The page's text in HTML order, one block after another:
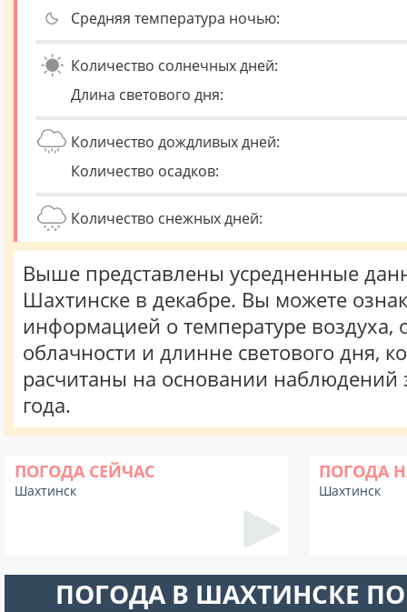
Средняя температура ночью:
Количество солнечных дней:
Длина светового дня:
Количество дождливых дней:
Количество осадков:
Количество снежных дней:
Выше представлены усредненные
Шахтинске в декабре. Вы можете
информацией о температуре воздуха,
облачности и длинне светового дня,
расчитаны на основании наблюдений
года.
ПОГОДА СЕЙЧАС
Шахтинск
ПОГОДА
Шахтинск
ПОГОДА В ШАХТИНСКЕ